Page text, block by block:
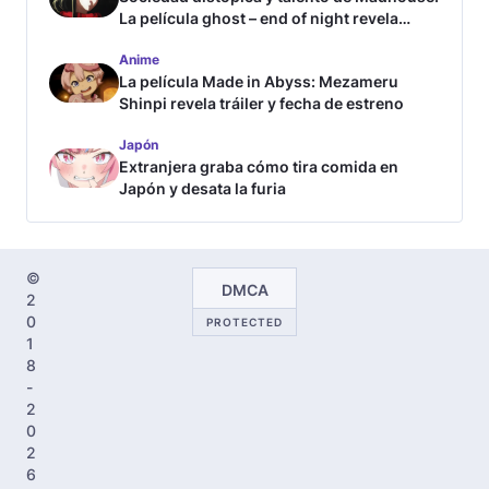
La película ghost – end of night revela
Anime
La película Made in Abyss: Mezameru
Shinpi revela tráiler y fecha de estreno
Japón
Extranjera graba cómo tira comida en
Japón y desata la furia
©
2
0
1
8
-
2
0
2
6
DMCA
PROTECTED